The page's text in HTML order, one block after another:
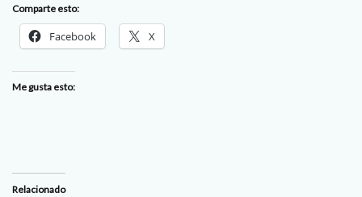
Comparte esto:
Facebook X
Me gusta esto:
Relacionado